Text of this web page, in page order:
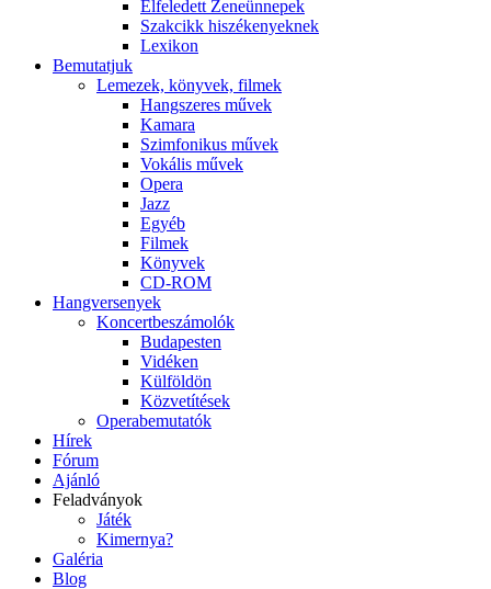
Elfeledett Zeneünnepek
Szakcikk hiszékenyeknek
Lexikon
Bemutatjuk
Lemezek, könyvek, filmek
Hangszeres művek
Kamara
Szimfonikus művek
Vokális művek
Opera
Jazz
Egyéb
Filmek
Könyvek
CD-ROM
Hangversenyek
Koncertbeszámolók
Budapesten
Vidéken
Külföldön
Közvetítések
Operabemutatók
Hírek
Fórum
Ajánló
Feladványok
Játék
Kimernya?
Galéria
Blog